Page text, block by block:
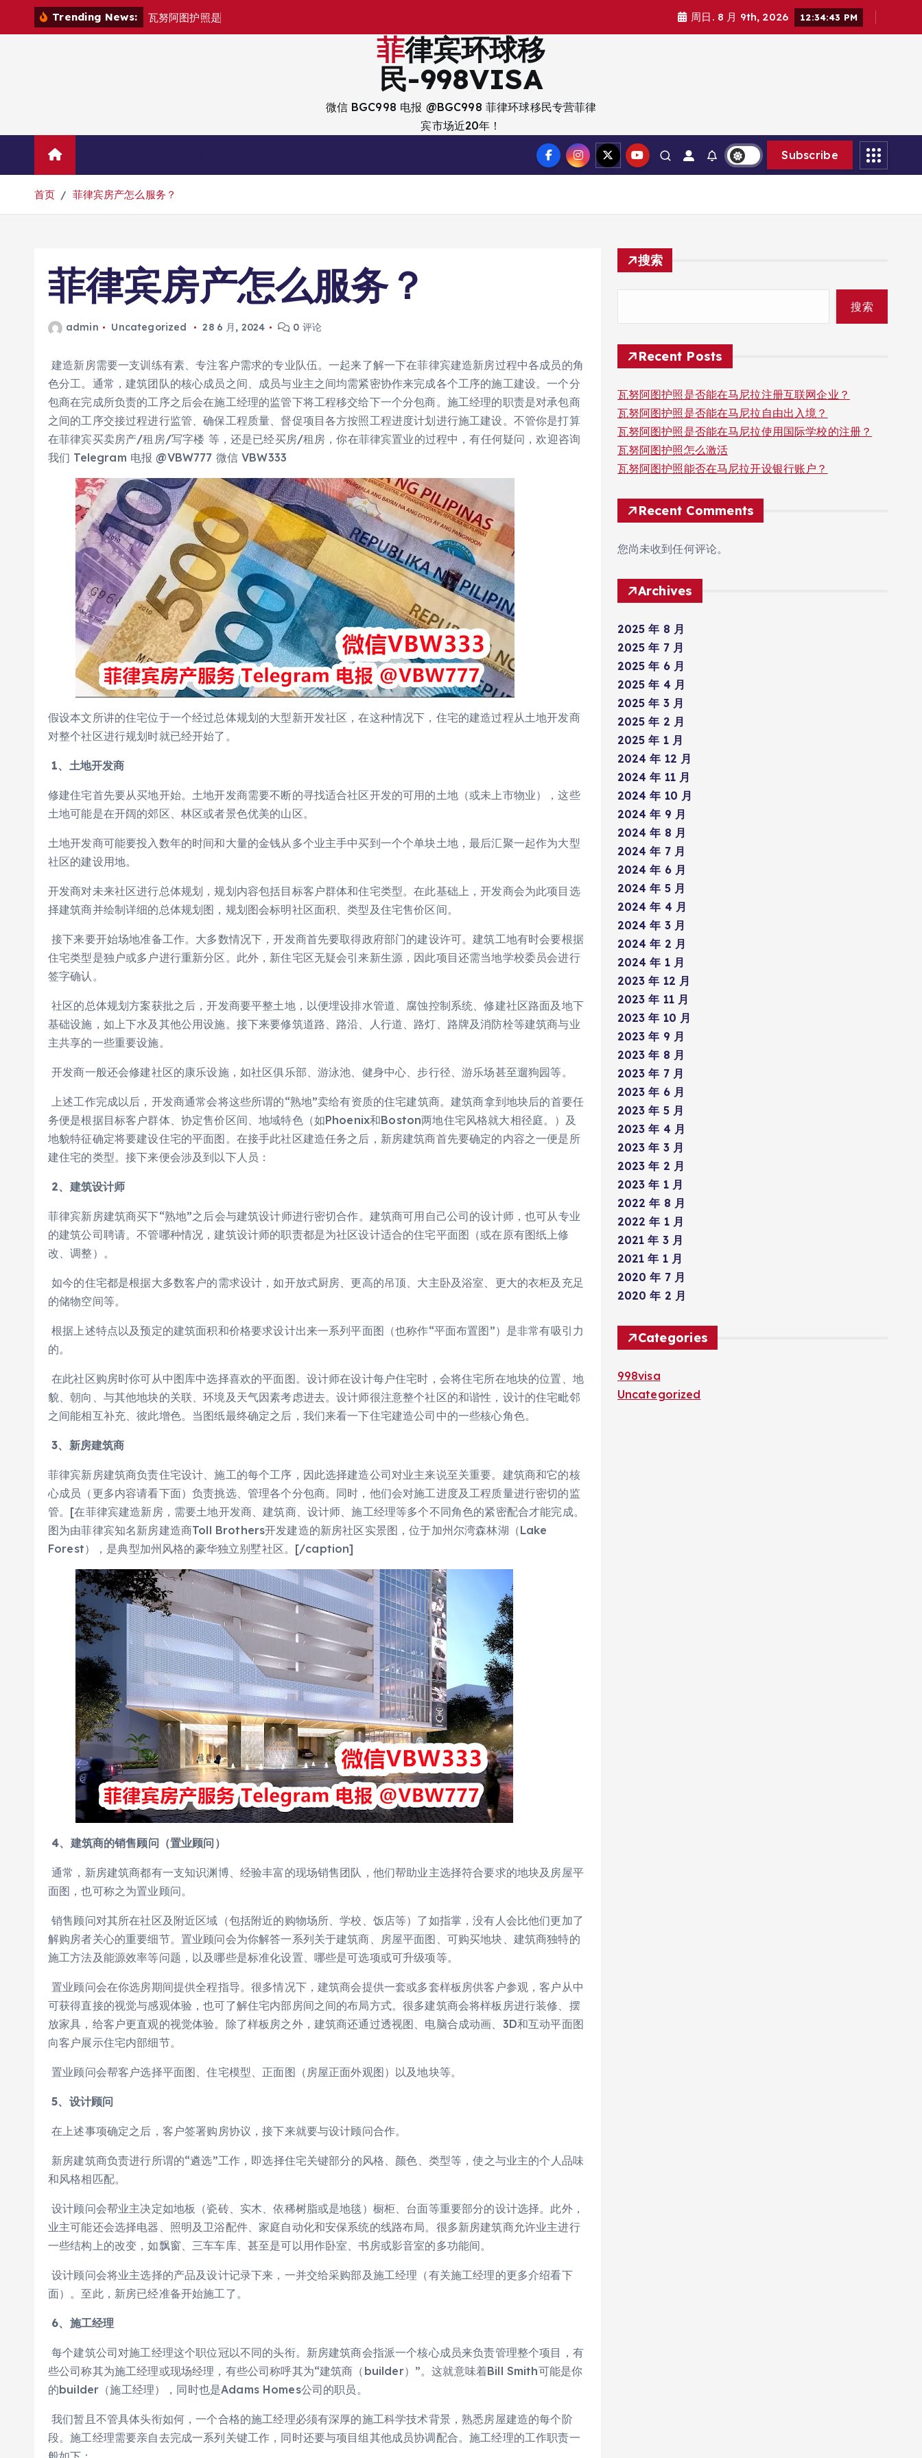
Trending News: 瓦努阿图护照是 周日. 8 月 9th, 2026 12:34:45 PM
菲律宾环球移
民-998VISA
微信 BGC998 电报 @BGC998 菲律环球移民专营菲律
宾市场近20年！
Subscribe
首页 菲律宾房产怎么服务？
菲律宾房产怎么服务？
admin Uncategorized 28 6 月, 2024 0 评论
建造新房需要一支训练有素、专注客户需求的专业队伍。一起来了解一下在菲律宾建造新房过程中各成员的角
色分工。通常，建筑团队的核心成员之间、成员与业主之间均需紧密协作来完成各个工序的施工建设。一个分
包商在完成所负责的工序之后会在施工经理的监管下将工程移交给下一个分包商。施工经理的职责是对承包商
之间的工序交接过程进行监管、确保工程质量、督促项目各方按照工程进度计划进行施工建设。不管你是打算
在菲律宾买卖房产/租房/写字楼 等，还是已经买房/租房，你在菲律宾置业的过程中，有任何疑问，欢迎咨询
我们 Telegram 电报 @VBW777 微信 VBW333
假设本文所讲的住宅位于一个经过总体规划的大型新开发社区，在这种情况下，住宅的建造过程从土地开发商
对整个社区进行规划时就已经开始了。
1、土地开发商
修建住宅首先要从买地开始。土地开发商需要不断的寻找适合社区开发的可用的土地（或未上市物业），这些
土地可能是在开阔的郊区、林区或者景色优美的山区。
土地开发商可能要投入数年的时间和大量的金钱从多个业主手中买到一个个单块土地，最后汇聚一起作为大型
社区的建设用地。
开发商对未来社区进行总体规划，规划内容包括目标客户群体和住宅类型。在此基础上，开发商会为此项目选
择建筑商并绘制详细的总体规划图，规划图会标明社区面积、类型及住宅售价区间。
接下来要开始场地准备工作。大多数情况下，开发商首先要取得政府部门的建设许可。建筑工地有时会要根据
住宅类型是独户或多户进行重新分区。此外，新住宅区无疑会引来新生源，因此项目还需当地学校委员会进行
签字确认。
社区的总体规划方案获批之后，开发商要平整土地，以便埋设排水管道、腐蚀控制系统、修建社区路面及地下
基础设施，如上下水及其他公用设施。接下来要修筑道路、路沿、人行道、路灯、路牌及消防栓等建筑商与业
主共享的一些重要设施。
开发商一般还会修建社区的康乐设施，如社区俱乐部、游泳池、健身中心、步行径、游乐场甚至遛狗园等。
上述工作完成以后，开发商通常会将这些所谓的“熟地”卖给有资质的住宅建筑商。建筑商拿到地块后的首要任
务便是根据目标客户群体、协定售价区间、地域特色（如Phoenix和Boston两地住宅风格就大相径庭。）及
地貌特征确定将要建设住宅的平面图。在接手此社区建造任务之后，新房建筑商首先要确定的内容之一便是所
建住宅的类型。接下来便会涉及到以下人员：
2、建筑设计师
菲律宾新房建筑商买下“熟地”之后会与建筑设计师进行密切合作。建筑商可用自己公司的设计师，也可从专业
的建筑公司聘请。不管哪种情况，建筑设计师的职责都是为社区设计适合的住宅平面图（或在原有图纸上修
改、调整）。
如今的住宅都是根据大多数客户的需求设计，如开放式厨房、更高的吊顶、大主卧及浴室、更大的衣柜及充足
的储物空间等。
根据上述特点以及预定的建筑面积和价格要求设计出来一系列平面图（也称作“平面布置图”）是非常有吸引力
的。
在此社区购房时你可从中图库中选择喜欢的平面图。设计师在设计每户住宅时，会将住宅所在地块的位置、地
貌、朝向、与其他地块的关联、环境及天气因素考虑进去。设计师很注意整个社区的和谐性，设计的住宅毗邻
之间能相互补充、彼此增色。当图纸最终确定之后，我们来看一下住宅建造公司中的一些核心角色。
3、新房建筑商
菲律宾新房建筑商负责住宅设计、施工的每个工序，因此选择建造公司对业主来说至关重要。建筑商和它的核
心成员（更多内容请看下面）负责挑选、管理各个分包商。同时，他们会对施工进度及工程质量进行密切的监
管。[在菲律宾建造新房，需要土地开发商、建筑商、设计师、施工经理等多个不同角色的紧密配合才能完成。
图为由菲律宾知名新房建造商Toll Brothers开发建造的新房社区实景图，位于加州尔湾森林湖（Lake
Forest），是典型加州风格的豪华独立别墅社区。[/caption]
4、建筑商的销售顾问（置业顾问）
通常，新房建筑商都有一支知识渊博、经验丰富的现场销售团队，他们帮助业主选择符合要求的地块及房屋平
面图，也可称之为置业顾问。
销售顾问对其所在社区及附近区域（包括附近的购物场所、学校、饭店等）了如指掌，没有人会比他们更加了
解购房者关心的重要细节。置业顾问会为你解答一系列关于建筑商、房屋平面图、可购买地块、建筑商独特的
施工方法及能源效率等问题，以及哪些是标准化设置、哪些是可选项或可升级项等。
置业顾问会在你选房期间提供全程指导。很多情况下，建筑商会提供一套或多套样板房供客户参观，客户从中
可获得直接的视觉与感观体验，也可了解住宅内部房间之间的布局方式。很多建筑商会将样板房进行装修、摆
放家具，给客户更直观的视觉体验。除了样板房之外，建筑商还通过透视图、电脑合成动画、3D和互动平面图
向客户展示住宅内部细节。
置业顾问会帮客户选择平面图、住宅模型、正面图（房屋正面外观图）以及地块等。
5、设计顾问
在上述事项确定之后，客户签署购房协议，接下来就要与设计顾问合作。
新房建筑商负责进行所谓的“遴选”工作，即选择住宅关键部分的风格、颜色、类型等，使之与业主的个人品味
和风格相匹配。
设计顾问会帮业主决定如地板（瓷砖、实木、依稀树脂或是地毯）橱柜、台面等重要部分的设计选择。此外，
业主可能还会选择电器、照明及卫浴配件、家庭自动化和安保系统的线路布局。很多新房建筑商允许业主进行
一些结构上的改变，如飘窗、三车车库、甚至是可以用作卧室、书房或影音室的多功能间。
设计顾问会将业主选择的产品及设计记录下来，一并交给采购部及施工经理（有关施工经理的更多介绍看下
面）。至此，新房已经准备开始施工了。
6、施工经理
每个建筑公司对施工经理这个职位冠以不同的头衔。新房建筑商会指派一个核心成员来负责管理整个项目，有
些公司称其为施工经理或现场经理，有些公司称呼其为“建筑商（builder）”。这就意味着Bill Smith可能是你
的builder（施工经理），同时也是Adams Homes公司的职员。
我们暂且不管具体头衔如何，一个合格的施工经理必须有深厚的施工科学技术背景，熟悉房屋建造的每个阶
段。施工经理需要亲自去完成一系列关键工作，同时还要与项目组其他成员协调配合。施工经理的工作职责一
搜索
搜索
Recent Posts
瓦努阿图护照是否能在马尼拉注册互联网企业？
瓦努阿图护照是否能在马尼拉自由出入境？
瓦努阿图护照是否能在马尼拉使用国际学校的注册？
瓦努阿图护照怎么激活
瓦努阿图护照能否在马尼拉开设银行账户？
Recent Comments
您尚未收到任何评论。
Archives
2025 年 8 月
2025 年 7 月
2025 年 6 月
2025 年 4 月
2025 年 3 月
2025 年 2 月
2025 年 1 月
2024 年 12 月
2024 年 11 月
2024 年 10 月
2024 年 9 月
2024 年 8 月
2024 年 7 月
2024 年 6 月
2024 年 5 月
2024 年 4 月
2024 年 3 月
2024 年 2 月
2024 年 1 月
2023 年 12 月
2023 年 11 月
2023 年 10 月
2023 年 9 月
2023 年 8 月
2023 年 7 月
2023 年 6 月
2023 年 5 月
2023 年 4 月
2023 年 3 月
2023 年 2 月
2023 年 1 月
2022 年 8 月
2022 年 1 月
2021 年 3 月
2021 年 1 月
2020 年 7 月
2020 年 2 月
Categories
998visa
Uncategorized